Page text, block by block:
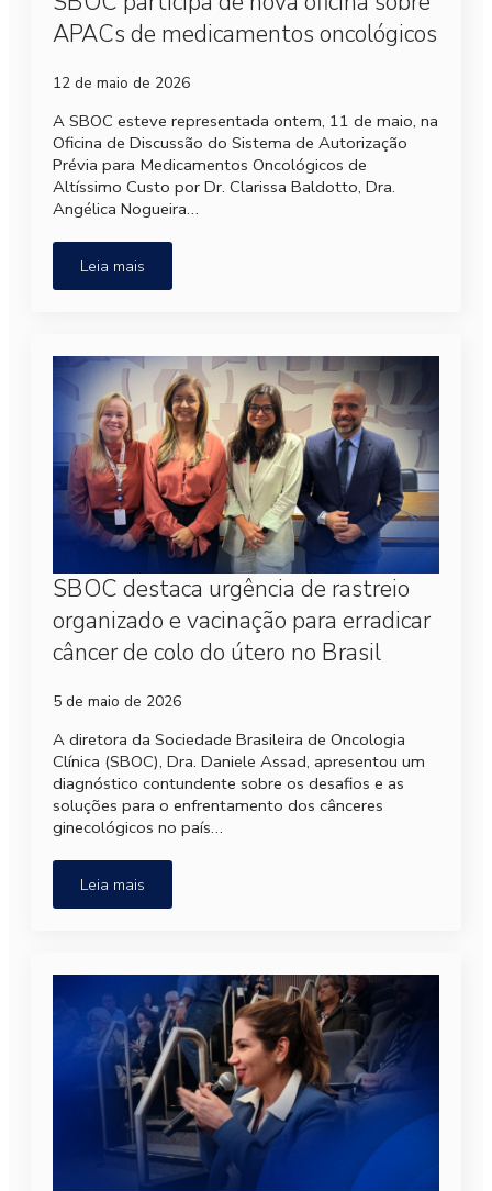
APACs de medicamentos oncológicos
12 de maio de 2026
A SBOC esteve representada ontem, 11 de maio, na
Oficina de Discussão do Sistema de Autorização
Prévia para Medicamentos Oncológicos de
Altíssimo Custo por Dr. Clarissa Baldotto, Dra.
Angélica Nogueira…
Leia mais
SBOC destaca urgência de rastreio
organizado e vacinação para erradicar
câncer de colo do útero no Brasil
5 de maio de 2026
A diretora da Sociedade Brasileira de Oncologia
Clínica (SBOC), Dra. Daniele Assad, apresentou um
diagnóstico contundente sobre os desafios e as
soluções para o enfrentamento dos cânceres
ginecológicos no país…
Leia mais